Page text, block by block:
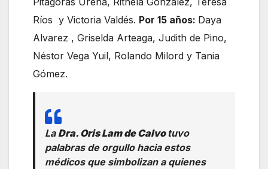
Ríos y Victoria Valdés. Por 15 años: Daya
Alvarez , Griselda Arteaga, Judith de Pino,
Néstor Vega Yuil, Rolando Milord y Tania
Gómez.
LaDra. Oris Lam de Calvo tuvo
palabras de orgullo hacia estos
médicos que simbolizan a quienes